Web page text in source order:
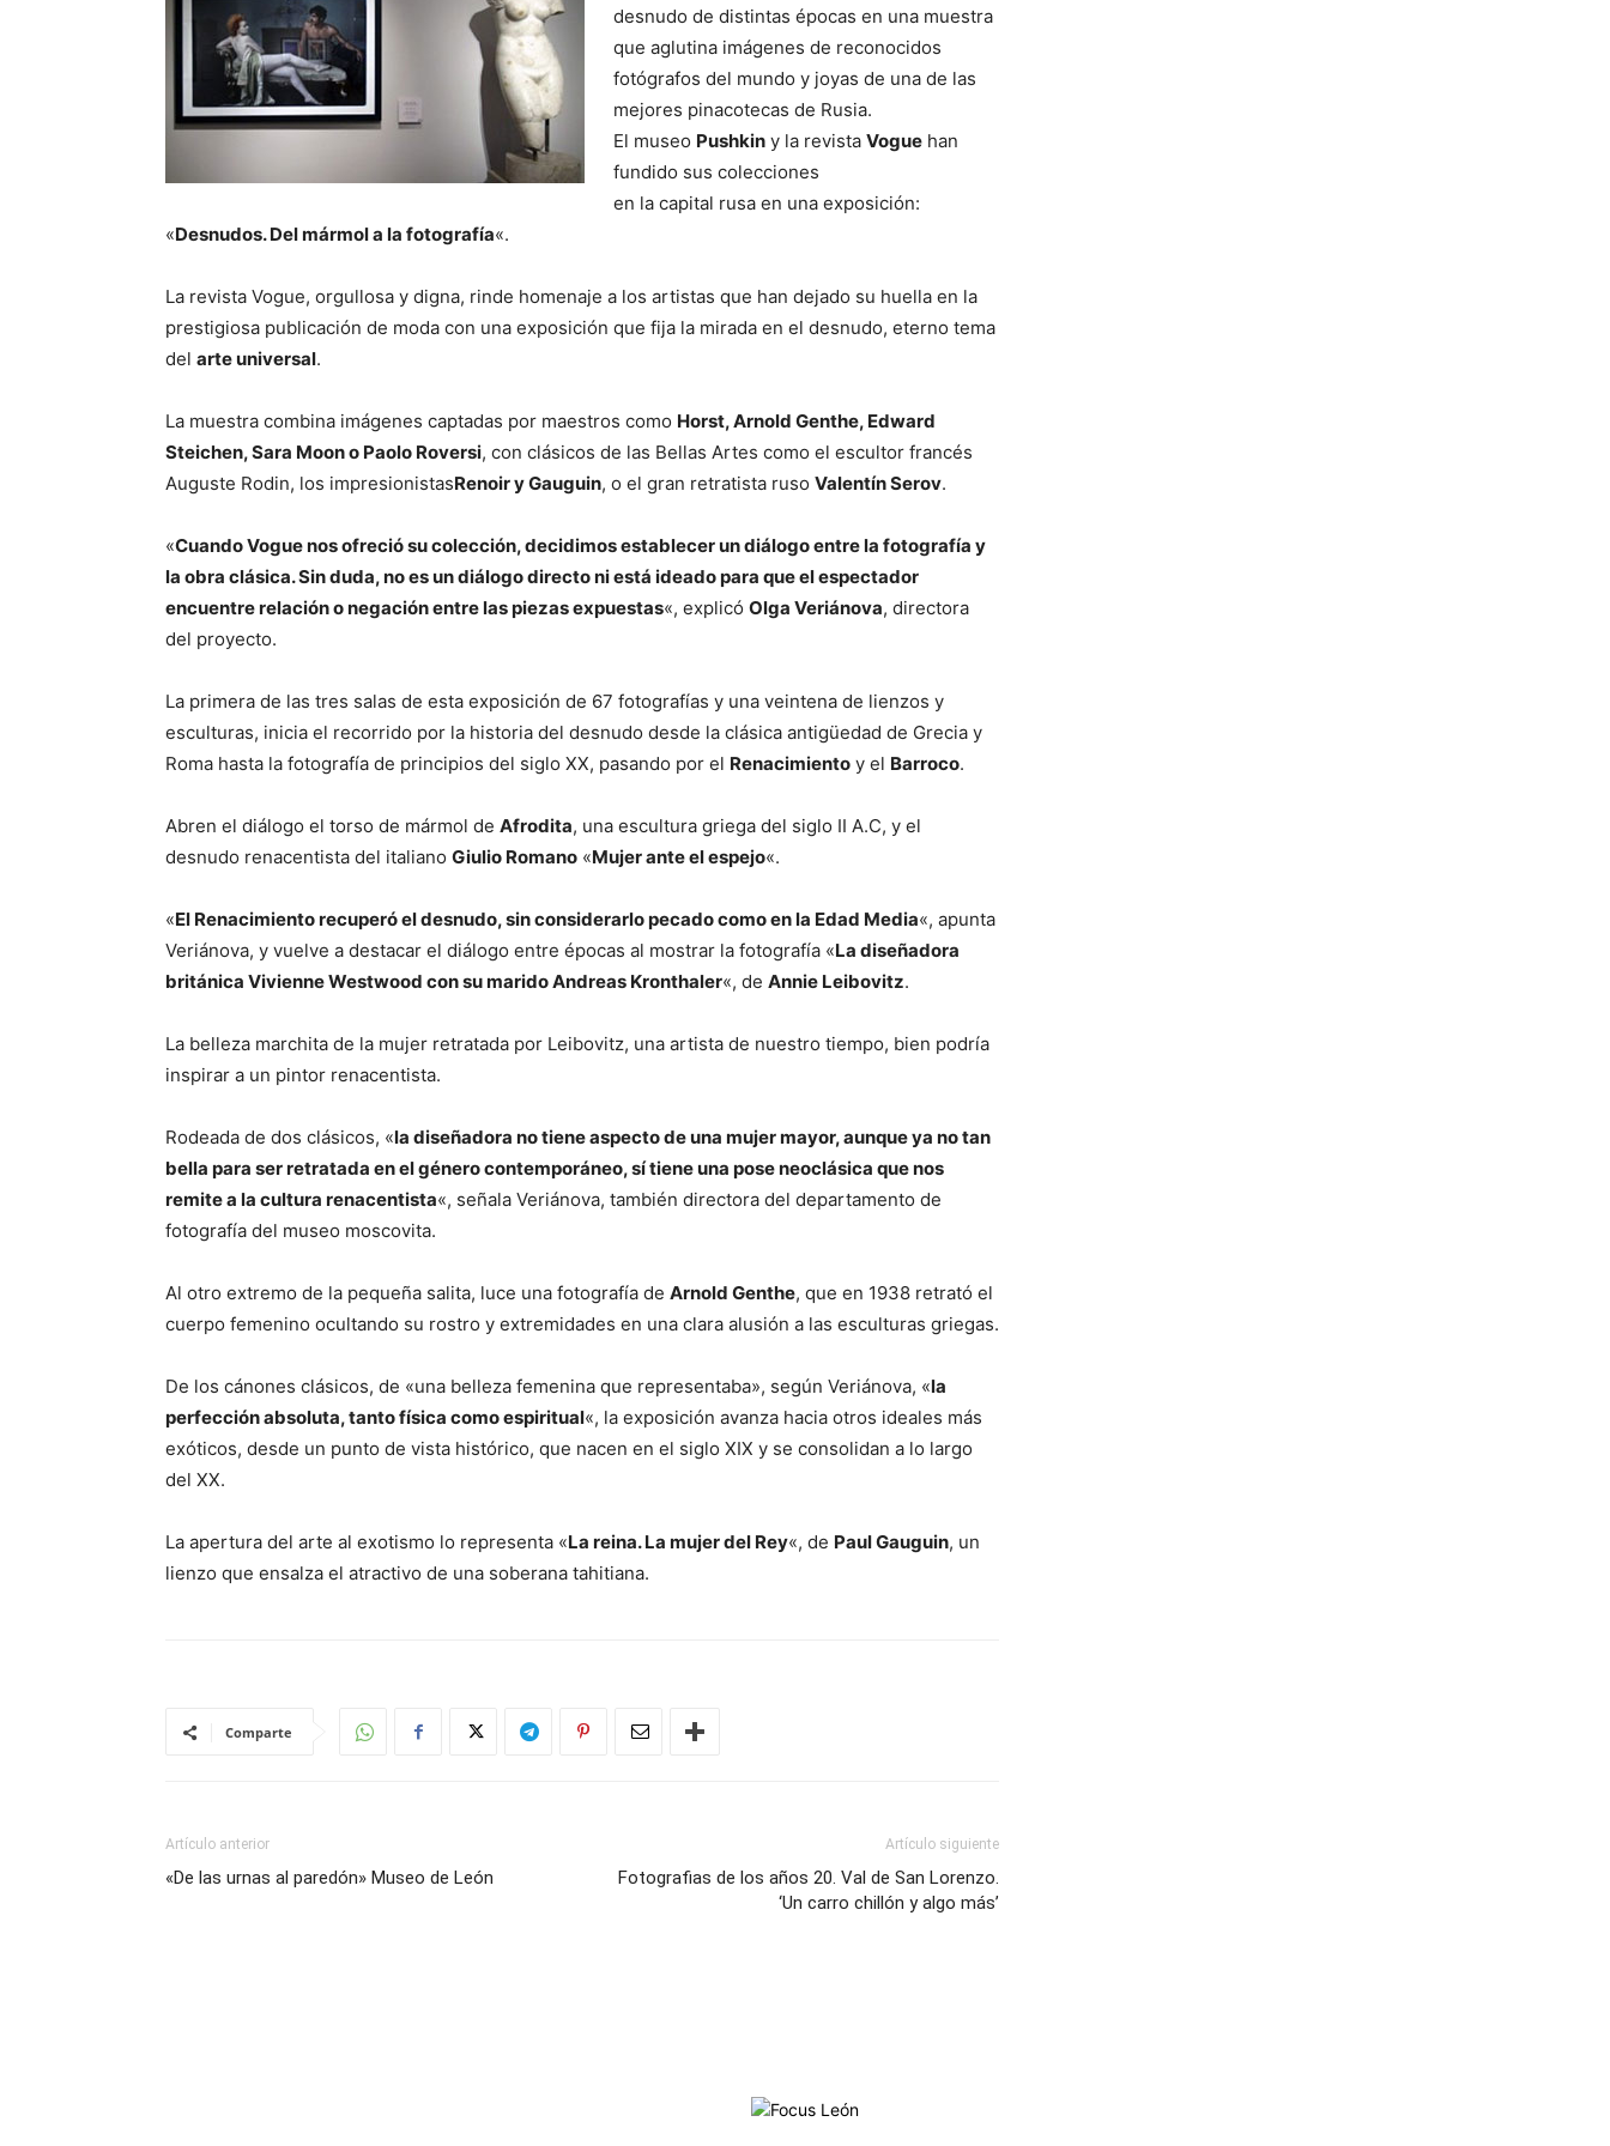
desnudo de distintas épocas en una muestra
que aglutina imágenes de reconocidos
fotógrafos del mundo y joyas de una de las
mejores pinacotecas de Rusia.
El museo Pushkin y la revista Vogue han
fundido sus colecciones
en la capital rusa en una exposición:
«Desnudos. Del mármol a la fotografía«.
La revista Vogue, orgullosa y digna, rinde homenaje a los artistas que han dejado su huella en la
prestigiosa publicación de moda con una exposición que fija la mirada en el desnudo, eterno tema
del arte universal.
La muestra combina imágenes captadas por maestros como Horst, Arnold Genthe, Edward
Steichen, Sara Moon o Paolo Roversi, con clásicos de las Bellas Artes como el escultor francés
Auguste Rodin, los impresionistasRenoir y Gauguin, o el gran retratista ruso Valentín Serov.
«Cuando Vogue nos ofreció su colección, decidimos establecer un diálogo entre la fotografía y
la obra clásica. Sin duda, no es un diálogo directo ni está ideado para que el espectador
encuentre relación o negación entre las piezas expuestas«, explicó Olga Veriánova, directora
del proyecto.
La primera de las tres salas de esta exposición de 67 fotografías y una veintena de lienzos y
esculturas, inicia el recorrido por la historia del desnudo desde la clásica antigüedad de Grecia y
Roma hasta la fotografía de principios del siglo XX, pasando por el Renacimiento y el Barroco.
Abren el diálogo el torso de mármol de Afrodita, una escultura griega del siglo II A.C, y el
desnudo renacentista del italiano Giulio Romano «Mujer ante el espejo«.
«El Renacimiento recuperó el desnudo, sin considerarlo pecado como en la Edad Media«, apunta
Veriánova, y vuelve a destacar el diálogo entre épocas al mostrar la fotografía «La diseñadora
británica Vivienne Westwood con su marido Andreas Kronthaler«, de Annie Leibovitz.
La belleza marchita de la mujer retratada por Leibovitz, una artista de nuestro tiempo, bien podría
inspirar a un pintor renacentista.
Rodeada de dos clásicos, «la diseñadora no tiene aspecto de una mujer mayor, aunque ya no tan
bella para ser retratada en el género contemporáneo, sí tiene una pose neoclásica que nos
remite a la cultura renacentista«, señala Veriánova, también directora del departamento de
fotografía del museo moscovita.
Al otro extremo de la pequeña salita, luce una fotografía de Arnold Genthe, que en 1938 retrató el
cuerpo femenino ocultando su rostro y extremidades en una clara alusión a las esculturas griegas.
De los cánones clásicos, de «una belleza femenina que representaba», según Veriánova, «la
perfección absoluta, tanto física como espiritual«, la exposición avanza hacia otros ideales más
exóticos, desde un punto de vista histórico, que nacen en el siglo XIX y se consolidan a lo largo
del XX.
La apertura del arte al exotismo lo representa «La reina. La mujer del Rey«, de Paul Gauguin, un
lienzo que ensalza el atractivo de una soberana tahitiana.
Comparte
Artículo anterior
«De las urnas al paredón» Museo de León
Artículo siguiente
Fotografias de los años 20. Val de San Lorenzo.
‘Un carro chillón y algo más’